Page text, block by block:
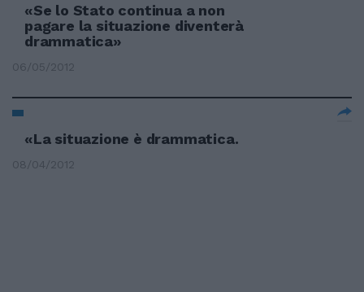
«Se lo Stato continua a non
pagare la situazione diventerà
drammatica»
06/05/2012
«La situazione è drammatica.
08/04/2012